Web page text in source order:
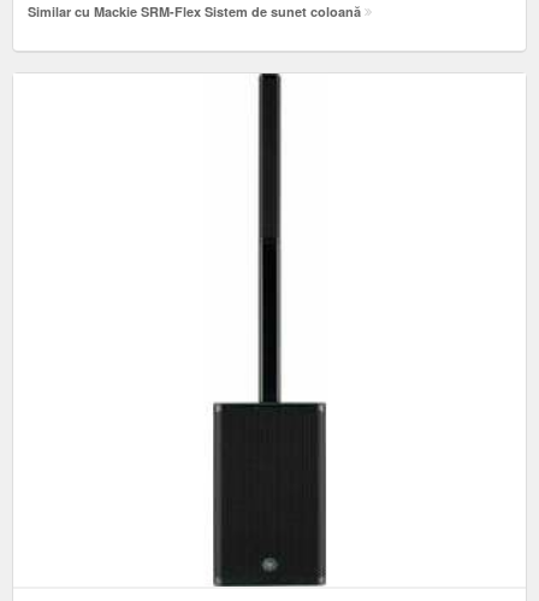
Similar cu Mackie SRM-Flex Sistem de sunet coloană